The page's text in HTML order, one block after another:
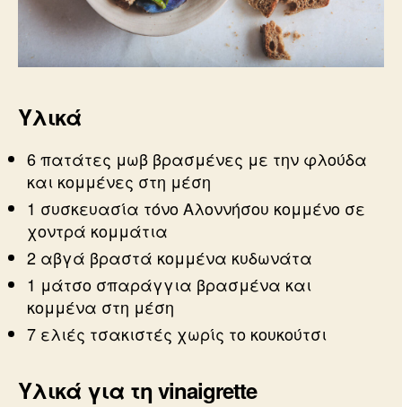
Υλικά
6 πατάτες μωβ βρασμένες με την φλούδα
και κομμένες στη μέση
1 συσκευασία τόνο Αλοννήσου κομμένο σε
χοντρά κομμάτια
2 αβγά βραστά κομμένα κυδωνάτα
1 μάτσο σπαράγγια βρασμένα και
κομμένα στη μέση
7 ελιές τσακιστές χωρίς το κουκούτσι
Υλικά για τη vinaigrette